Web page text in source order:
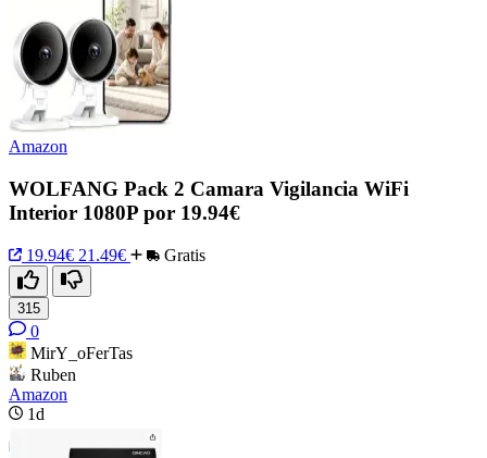
Amazon
WOLFANG Pack 2 Camara Vigilancia WiFi
Interior 1080P por 19.94€
19.94€ 21.49€ Gratis
315
0
MirY_oFerTas
Ruben
Amazon
1d